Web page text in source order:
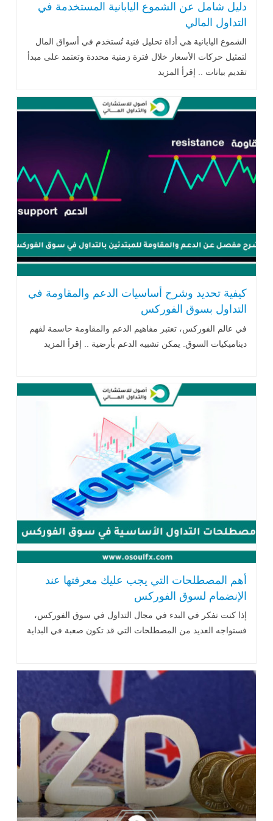
دليل شامل عن الشموع اليابانية المستخدمة في
التداول المالي
الشموع اليابانية هي أداة تحليل فنية تُستخدم في أسواق المال
لتمثيل حركات الأسعار خلال فترة زمنية محددة وتعتمد على مبدأ
تقديم بيانات .. إقرأ المزيد
كيفية تحديد وشرح أساسيات الدعم والمقاومة في
التداول بسوق الفوركس
في عالم الفوركس، تعتبر مفاهيم الدعم والمقاومة حاسمة لفهم
ديناميكيات السوق. يمكن تشبيه الدعم بأرضية .. إقرأ المزيد
أهم المصطلحات التي يجب عليك معرفتها عند
الإنضمام لسوق الفوركس
إذا كنت تفكر في البدء في مجال التداول في سوق الفوركس،
فستواجه العديد من المصطلحات التي قد تكون صعبة في البداية